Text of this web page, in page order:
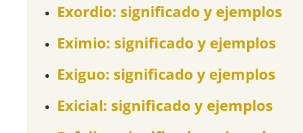
Exordio: significado y ejemplos
Eximio: significado y ejemplos
Exiguo: significado y ejemplos
Exicial: significado y ejemplos